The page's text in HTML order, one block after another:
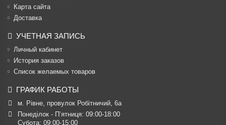
Карта сайта
Доставка
УЧЕТНАЯ ЗАПИСЬ
Личный кабинет
История заказов
Список желаемых товаров
ГРАФИК РАБОТЫ
м. Рівне, провулок Робітничий, 6а
Понеділок - П’ятниця: 09:00-18:00
Субота: 09:00-15:00